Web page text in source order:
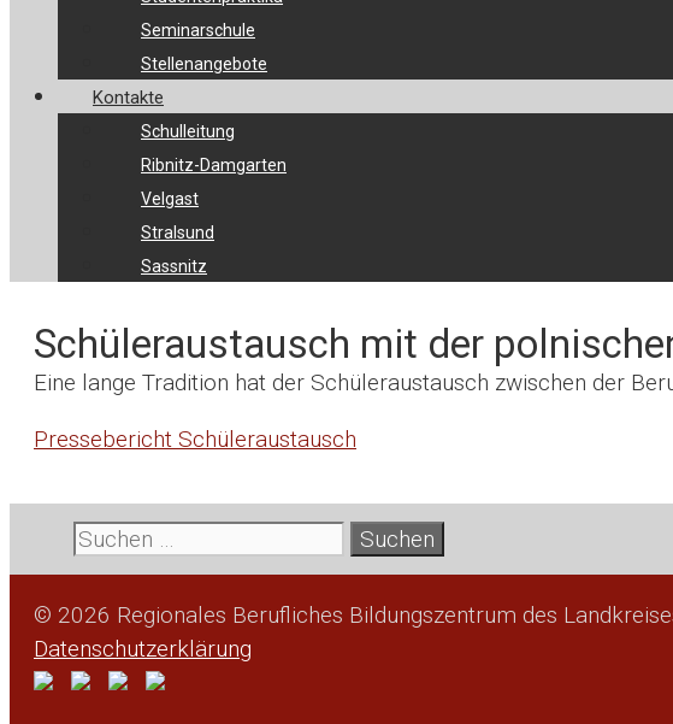
Seminarschule
Stellenangebote
Kontakte
Schulleitung
Ribnitz-Damgarten
Velgast
Stralsund
Sassnitz
Schüleraustausch mit der
Eine lange Tradition hat der Schüleraustausch zwischen der
Pressebericht Schüleraustausch
Suche
nach:
© 2026 Regionales Berufliches Bildungszentrum des
Datenschutzerklärung